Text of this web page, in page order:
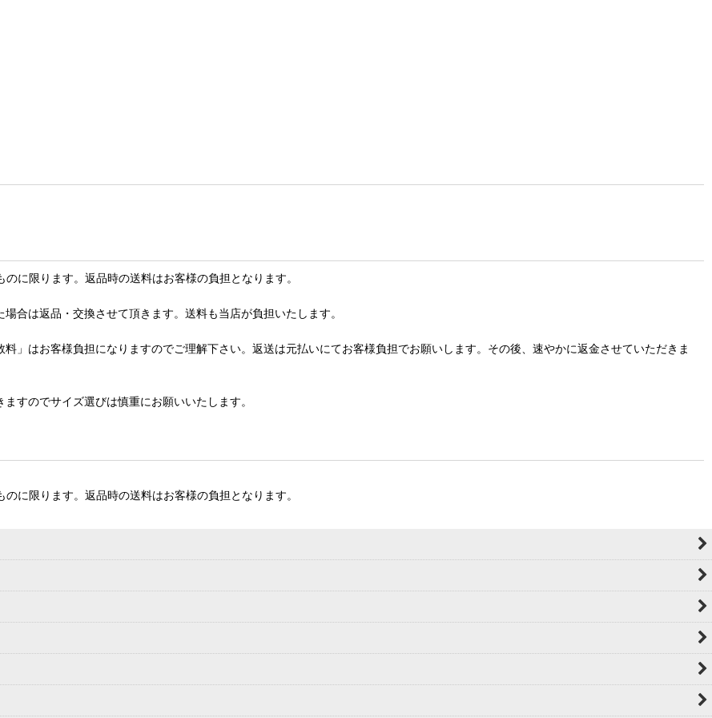
に限ります。返品時の送料はお客様の負担となります。
合は返品・交換させて頂きます。送料も当店が負担いたします。
」はお客様負担になりますのでご理解下さい。返送は元払いにてお客様負担でお願いします。その後、速やかに返金させていただきま
すのでサイズ選びは慎重にお願いいたします。
に限ります。返品時の送料はお客様の負担となります。